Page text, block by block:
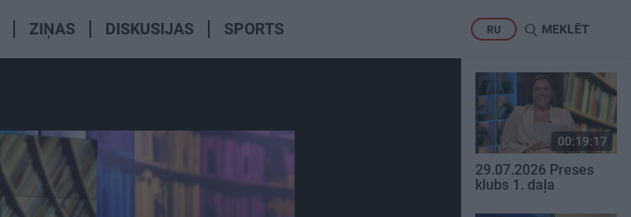
ZIŅAS DISKUSIJAS SPORTS RU MEKLĒT
00:19:17
29.07.2026 Preses
klubs 1. daļa